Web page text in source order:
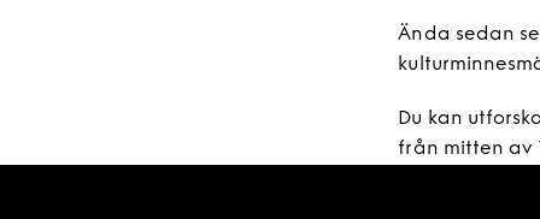
Ända sedan
Du kan
från mitten av